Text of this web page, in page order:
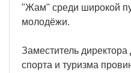
"Жам" среди широкой
молодёжи.
Заместитель
спорта и туризма